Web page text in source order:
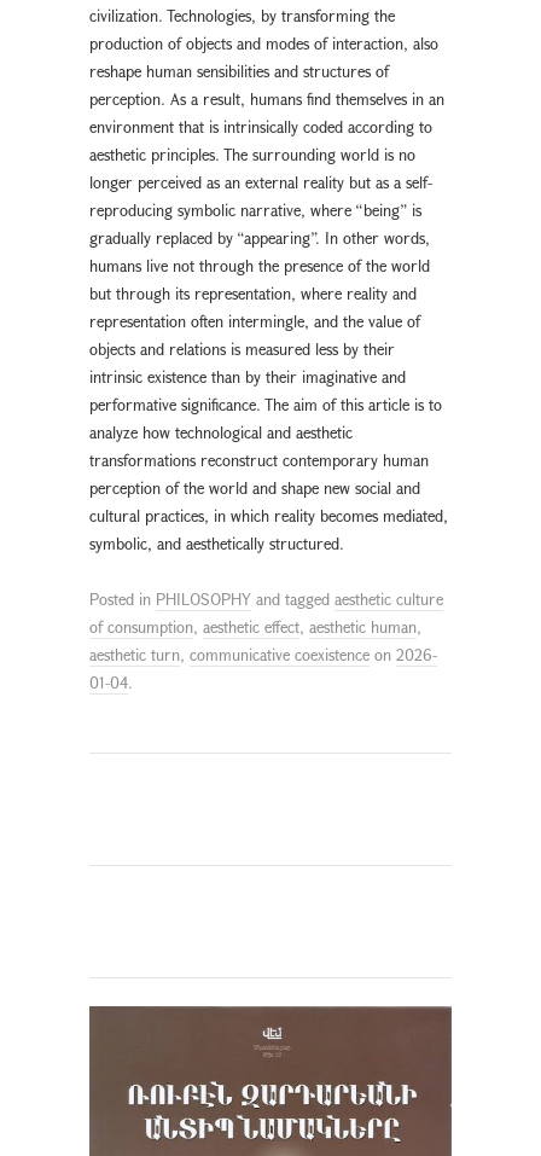
civilization. Technologies, by transforming the
production of objects and modes of interaction, also
reshape human sensibilities and structures of
perception. As a result, humans find themselves in an
environment that is intrinsically coded according to
aesthetic principles. The surrounding world is no
longer perceived as an external reality but as a self-
reproducing symbolic narrative, where “being” is
gradually replaced by “appearing”. In other words,
humans live not through the presence of the world
but through its representation, where reality and
representation often intermingle, and the value of
objects and relations is measured less by their
intrinsic existence than by their imaginative and
performative significance. The aim of this article is to
analyze how technological and aesthetic
transformations reconstruct contemporary human
perception of the world and shape new social and
cultural practices, in which reality becomes mediated,
symbolic, and aesthetically structured.
Posted in PHILOSOPHY and tagged aesthetic culture
of consumption, aesthetic effect, aesthetic human,
aesthetic turn, communicative coexistence on 2026-
01-04.